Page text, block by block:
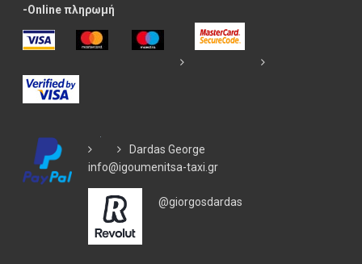
-Online πληρωμή
Dardas George
info@igoumenitsa-taxi.gr
@giorgosdardas